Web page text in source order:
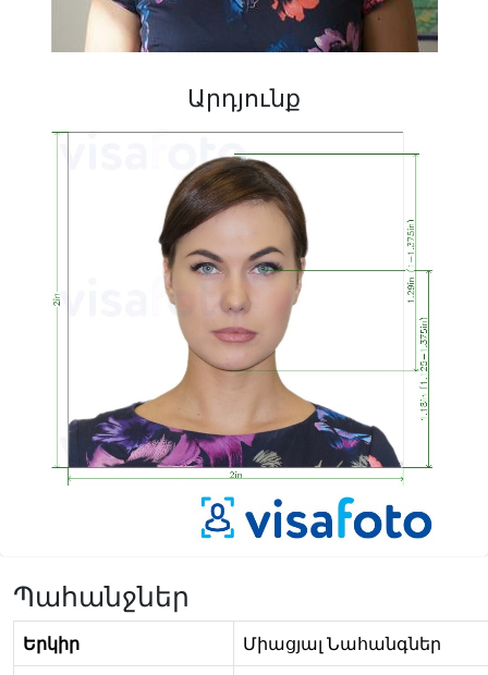
Արդյունք
Պահանջներ
Երկիր
Միացյալ Նահանգներ